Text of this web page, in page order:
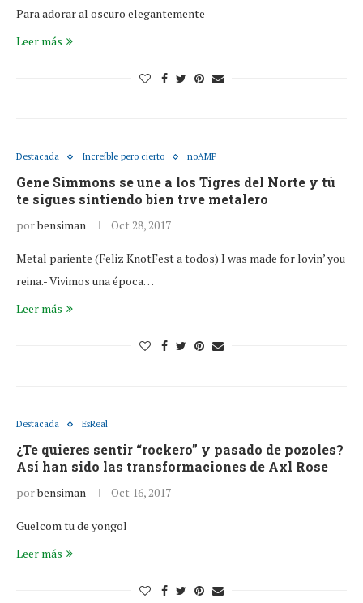
Para adorar al oscuro elegantemente
Leer más
Destacada Increíble pero cierto noAMP
Gene Simmons se une a los Tigres del Norte y tú
te sigues sintiendo bien trve metalero
porbensiman Oct 28, 2017
Metal pariente (Feliz KnotFest a todos) I was made for lovin’ you
reina.- Vivimos una época…
Leer más
Destacada EsReal
¿Te quieres sentir “rockero” y pasado de pozoles?
Así han sido las transformaciones de Axl Rose
porbensiman Oct 16, 2017
Guelcom tu de yongol
Leer más